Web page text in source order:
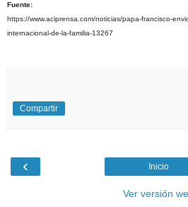
Fuente:
https://www.aciprensa.com/noticias/papa-francisco-
internacional-de-la-familia-13267
Compartir
‹ Inicio
Ver versión